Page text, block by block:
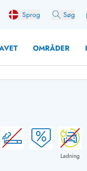
Sprog Søg
OMRÅDER
fangsten
Ladning